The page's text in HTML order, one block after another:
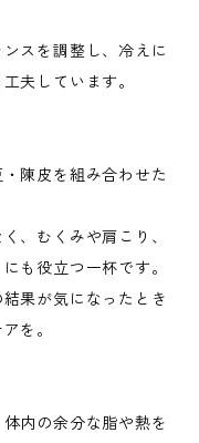
スを調整し、冷えに
夫しています。
陳皮を組み合わせた
、むくみや肩こり、
も役立つ一杯です。
果が気になったとき
を。
内の余分な脂や熱を